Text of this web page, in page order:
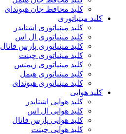
کلید محافظ جان هیوندای
کلید مینیاتوری
کلید مینیاتوری اشنایدر
کلید مینیاتوری ال اس
کلید مینیاتوری پارس فانال
کلید مینیاتوری چینت
کلید مینیاتوری زیمنس
کلید مینیاتوری هیمل
کلید مینیاتوری هیوندای
کلید هوایی
کلید هوایی اشنایدر
کلید هوایی ال اس
کلید هوایی پارس فانال
کلید هوایی چینت